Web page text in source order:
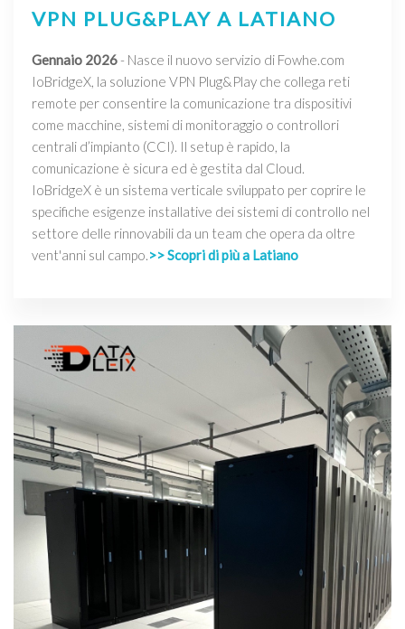
VPN PLUG&PLAY A LATIANO
Gennaio 2026- Nasce il nuovo servizio di Fowhe.com
IoBridgeX, la soluzione VPN Plug&Play che collega reti
remote per consentire la comunicazione tra dispositivi
come macchine, sistemi di monitoraggio o controllori
centrali d’impianto (CCI). Il setup è rapido, la
comunicazione è sicura ed è gestita dal Cloud.
IoBridgeX è un sistema verticale sviluppato per coprire le
specifiche esigenze installative dei sistemi di controllo nel
settore delle rinnovabili da un team che opera da oltre
vent'anni sul campo.>> Scopri di più a Latiano